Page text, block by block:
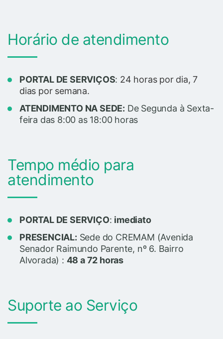
Horário de atendimento
PORTAL DE SERVIÇOS: 24 horas por dia, 7
dias por semana.
ATENDIMENTO NA SEDE: De Segunda à Sexta-
feira das 8:00 as 18:00 horas
Tempo médio para
atendimento
PORTAL DE SERVIÇO: imediato
PRESENCIAL: Sede do CREMAM (Avenida
Senador Raimundo Parente, nº 6. Bairro
Alvorada) : 48 a 72 horas
Suporte ao Serviço